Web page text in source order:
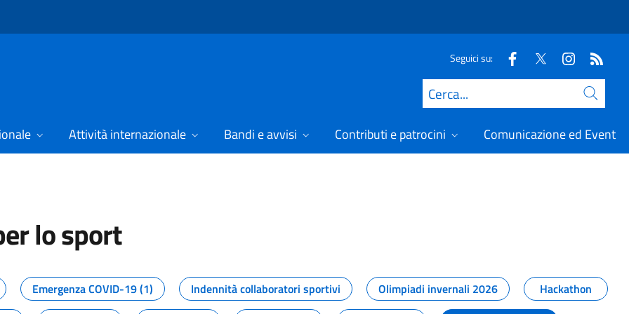
Seguici su:
Cerca
Attività internazionale Bandi e avvisi Contributi e patrocini Comunicazione ed Eventi
lo sport
dal Dipartimento per lo sport
Emergenza COVID-19 (1) Indennità collaboratori sportivi Olimpiadi invernali 2026
Hackathon